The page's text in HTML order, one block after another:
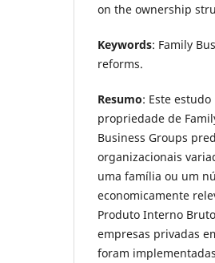
on the ownership
Keywords: Family
reforms.
Resumo: Este
propriedade de
Business Groups
organizacionais
uma família ou um
economicamente
Produto Interno
empresas privadas
foram